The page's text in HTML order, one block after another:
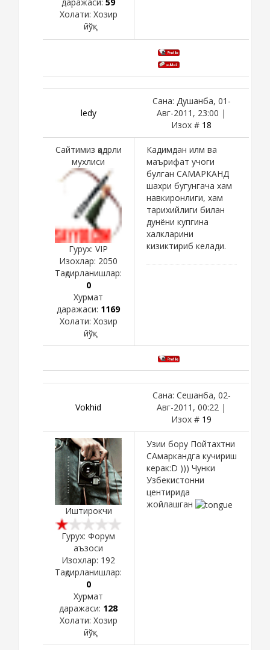
даражаси: 59
Холати: Хозир
йўқ
ledy
Сана: Душанба, 01-
Авг-2011, 23:00 |
Изох # 18
Сайтимиз қадрли
мухлиси
Гурух: VIP
Изохлар: 2050
Тақдирланишлар:
0
Хурмат
даражаси: 1169
Холати: Хозир
йўқ
Кадимдан илм ва
маърифат учоги
булган САМАРКАНД
шахри бугунгача хам
навкиронлиги, хам
тарихийлиги билан
дунёни купгина
халкларини
кизиктириб келади.
Vokhid
Сана: Сешанба, 02-
Авг-2011, 00:22 |
Изох # 19
Иштирокчи
Гурух: Форум
аъзоси
Изохлар: 192
Тақдирланишлар:
0
Хурмат
даражаси: 128
Холати: Хозир
йўқ
Узии бору Пойтахтни
САмаркандга кучириш
керак:D ))) Чунки
Узбекистонни
центирида
жойлашган